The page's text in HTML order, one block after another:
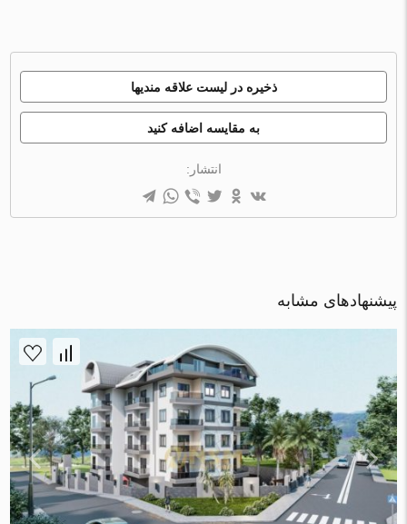
ذخیره در لیست علاقه مندیها
به مقایسه اضافه کنید
انتشار:
پیشنهادهای مشابه